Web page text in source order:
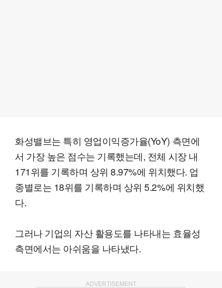
화성밸브는 특히 영업이익증가율(YoY) 측면에
서 가장 높은 점수는 기록했는데, 전체 시장 내
171위를 기록하며 상위 8.97%에 위치했다. 업
종별로는 18위를 기록하며 상위 5.2%에 위치했
다.
그러나 기업의 자산 활용도를 나타내는 효율성
측면에서는 아쉬움을 나타냈다.
ADVERTISEMENT